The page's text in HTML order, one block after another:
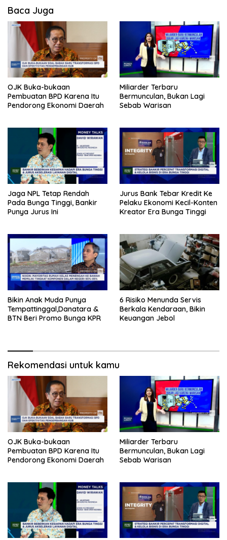
Baca Juga
OJK Buka-bukaan
Pembuatan BPD Karena Itu
Pendorong Ekonomi Daerah
Miliarder Terbaru
Bermunculan, Bukan Lagi
Sebab Warisan
Jaga NPL Tetap Rendah
Pada Bunga Tinggi, Bankir
Punya Jurus Ini
Jurus Bank Tebar Kredit Ke
Pelaku Ekonomi Kecil-Konten
Kreator Era Bunga Tinggi
Bikin Anak Muda Punya
Tempattinggal,Danatara &
BTN Beri Promo Bunga KPR
6 Risiko Menunda Servis
Berkala Kendaraan, Bikin
Keuangan Jebol
Rekomendasi untuk kamu
OJK Buka-bukaan
Pembuatan BPD Karena Itu
Pendorong Ekonomi Daerah
Miliarder Terbaru
Bermunculan, Bukan Lagi
Sebab Warisan